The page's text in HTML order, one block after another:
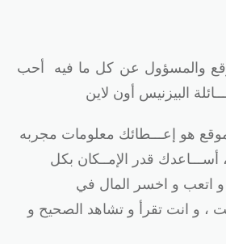
عن كل ما فيه أحب
البيزنيس أون لاين
هو إعـــطائك معلومات مجربه
قدر الإمــكان بكل
و اخسر المال في
و انت تقرأ و تشاهد الصحيح و